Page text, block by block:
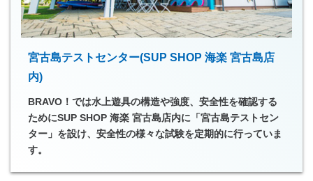
宮古島テストセンター(SUP SHOP 海楽 宮古島店
内)
BRAVO！では水上遊具の構造や強度、安全性を確認する
ためにSUP SHOP 海楽 宮古島店内に「宮古島テストセン
ター」を設け、安全性の様々な試験を定期的に行っていま
す。